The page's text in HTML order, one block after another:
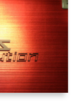
セ
ス
車
検！